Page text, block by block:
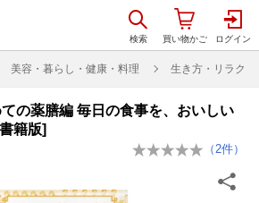
美容・暮らし・健康・料理 生き方・リラクゼ
の薬膳編 毎日の食事を、おいしい
籍版]
（2件）